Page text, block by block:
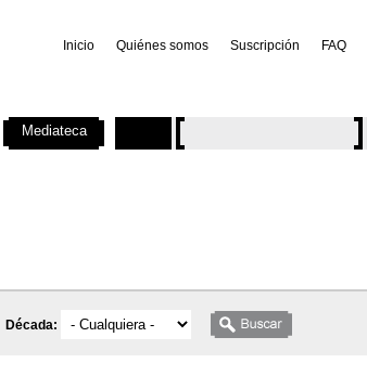
Inicio Quiénes somos Suscripción FAQ
Década:
Mediateca